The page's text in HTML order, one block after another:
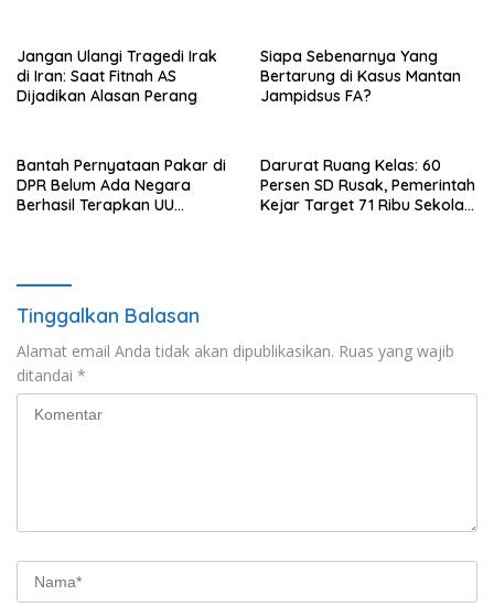
Jangan Ulangi Tragedi Irak
di Iran: Saat Fitnah AS
Dijadikan Alasan Perang
Siapa Sebenarnya Yang
Bertarung di Kasus Mantan
Jampidsus FA?
Bantah Pernyataan Pakar di
DPR Belum Ada Negara
Berhasil Terapkan UU
Darurat Ruang Kelas: 60
Persen SD Rusak, Pemerintah
Kejar Target 71 Ribu Sekolah
Tinggalkan Balasan
Alamat email Anda tidak akan dipublikasikan. Ruas yang wajib
ditandai *